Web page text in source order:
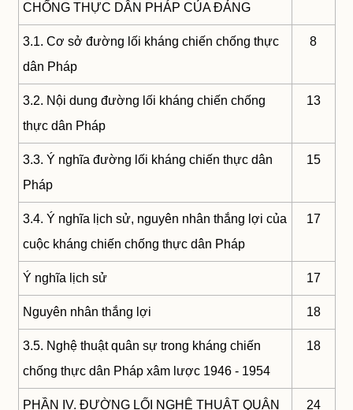
CHỐNG THỰC DÂN PHÁP CỦA ĐẢNG
3.1. Cơ sở đường lối kháng chiến chống thực
dân Pháp
8
3.2. Nội dung đường lối kháng chiến chống
thực dân Pháp
13
3.3. Ý nghĩa đường lối kháng chiến thực dân
Pháp
15
3.4. Ý nghĩa lịch sử, nguyên nhân thắng lợi của
cuộc kháng chiến chống thực dân Pháp
17
Ý nghĩa lịch sử 17
Nguyên nhân thắng lợi 18
3.5. Nghệ thuật quân sự trong kháng chiến
chống thực dân Pháp xâm lược 1946 - 1954
18
PHẦN IV. ĐƯỜNG LỐI NGHỆ THUẬT QUÂN
24